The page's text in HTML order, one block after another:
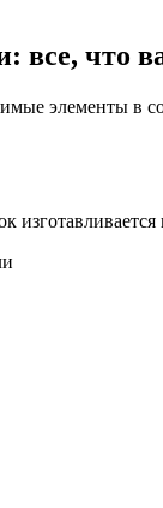
все, что
элементы в
изготавливается